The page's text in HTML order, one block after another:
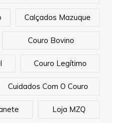
Calçados Mazuque
Couro Bovino
Couro Legítimo
Cuidados Com O Couro
Loja MZQ